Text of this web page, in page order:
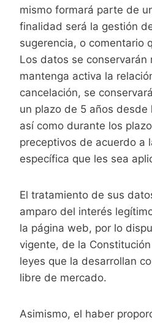
mismo formará parte de
finalidad será la gestión
sugerencia, o comentario
Los datos se conservarán
mantenga activa la
cancelación, se
un plazo de 5 años desde
así como durante los
preceptivos de acuerdo a
específica que les sea
El tratamiento de sus
amparo del interés
la página web, por lo
vigente, de la
leyes que la desarrollan
libre de mercado.
Asimismo, el haber